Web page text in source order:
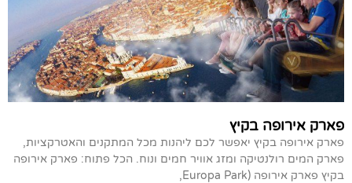
פארק אירופה בקיץ
פארק אירופה בקיץ יאפשר לכם ליהנות מכל המתקנים והאטרקציות,
פארק המים רולנטיקה ומזג אוויר חמים ונוח. הכל פתוח: פארק אירופה
בקיץ פארק אירופה (Europa Park,